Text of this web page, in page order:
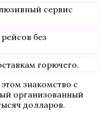
сервис
без
горючего.
знакомство с
организованный
долларов.